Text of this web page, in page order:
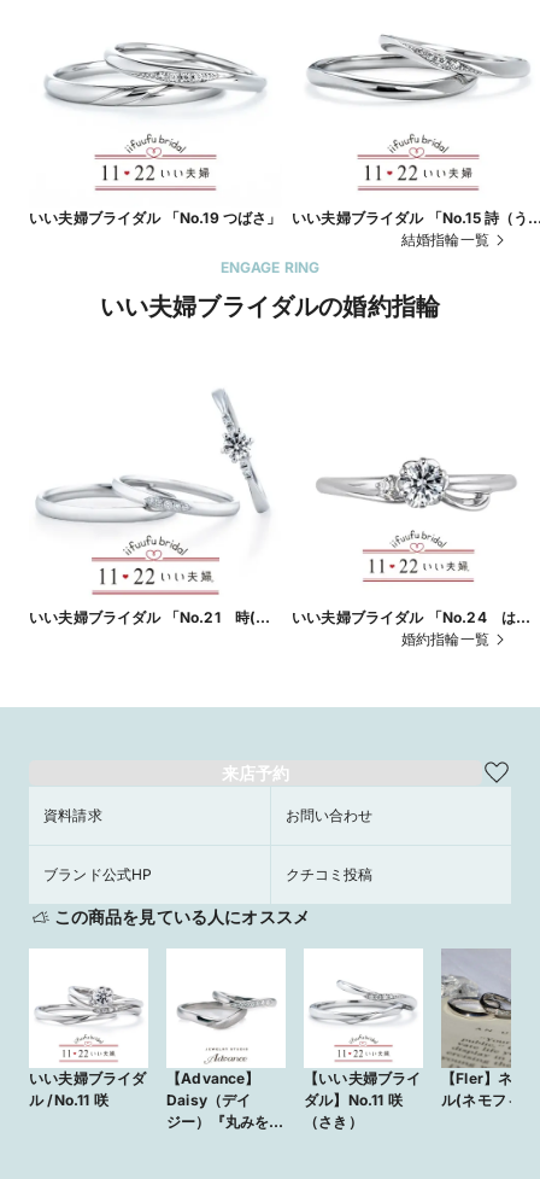
いい夫婦ブライダル 「No.19 つばさ」
いい夫婦ブライダル 「No.15 詩（う
結婚指輪一覧
ENGAGE RING
いい夫婦ブライダルの婚約指輪
いい夫婦ブライダル 「No.21 時(と
いい夫婦ブライダル 「No.24 は
婚約指輪一覧
来店予約
資料請求 お問い合わせ
ブランド公式HP クチコミ投稿
この商品を見ている人にオススメ
いい夫婦ブライダ
ル /No.11 咲
【Advance】
Daisy（デイ
ジー）『丸みを
【いい夫婦ブライ
ダル】No.11 咲
（さき）
【Fler】ネモ
ル(ネモフィラ